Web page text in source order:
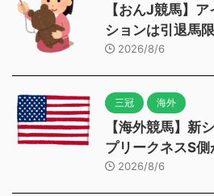
【おんJ競馬】
ションは引退馬
2026/8/6
三冠 海外
【海外競馬】新
プリークネスS
2026/8/6